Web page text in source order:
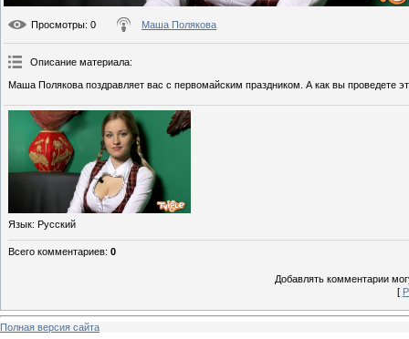
Просмотры: 0 Маша Полякова
Описание материала:
Маша Полякова поздравляет вас с первомайским праздником. А как вы проведете
Язык: Русский
Всего комментариев: 0
Добавлять комментарии
[
Полная версия сайта